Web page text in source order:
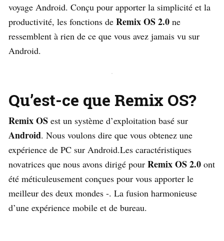
voyage Android. Conçu pour apporter la simplicité et la
productivité, les fonctions de Remix OS 2.0 ne
ressemblent à rien de ce que vous avez jamais vu sur
Android.
Qu’est-ce que Remix OS?
Remix OS est un système d’exploitation basé sur
Android. Nous voulons dire que vous obtenez une
expérience de PC sur Android.Les caractéristiques
novatrices que nous avons dirigé pour Remix OS 2.0 ont
été méticuleusement conçues pour vous apporter le
meilleur des deux mondes -. La fusion harmonieuse
d’une expérience mobile et de bureau.